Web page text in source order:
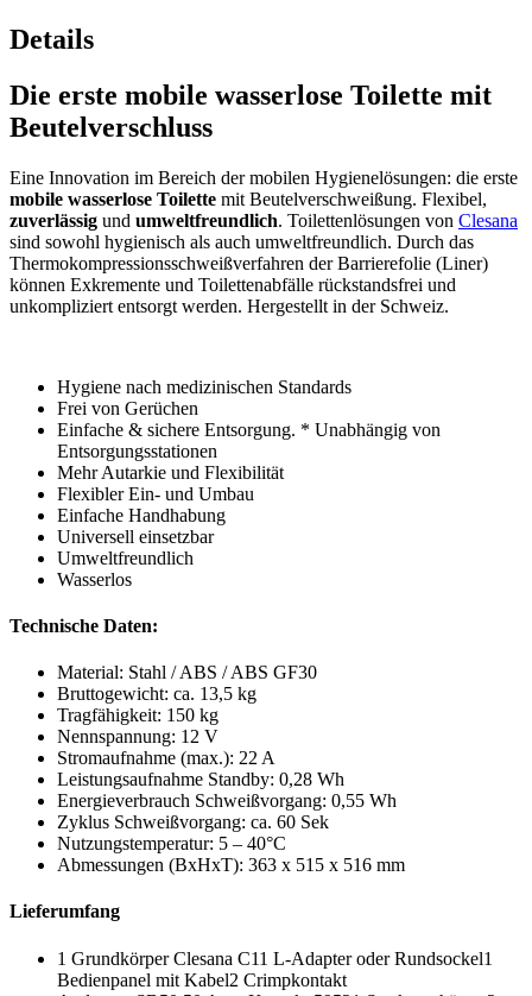
Details
Die erste mobile wasserlose Toilette mit
Beutelverschluss
Eine Innovation im Bereich der mobilen Hygienelösungen: die erste
mobile wasserlose Toilette mit Beutelverschweißung. Flexibel,
zuverlässig und umweltfreundlich. Toilettenlösungen von Clesana
sind sowohl hygienisch als auch umweltfreundlich. Durch das
Thermokompressionsschweißverfahren der Barrierefolie (Liner)
können Exkremente und Toilettenabfälle rückstandsfrei und
unkompliziert entsorgt werden. Hergestellt in der Schweiz.
Hygiene nach medizinischen Standards
Frei von Gerüchen
Einfache & sichere Entsorgung. * Unabhängig von
Entsorgungsstationen
Mehr Autarkie und Flexibilität
Flexibler Ein- und Umbau
Einfache Handhabung
Universell einsetzbar
Umweltfreundlich
Wasserlos
Technische Daten:
Material: Stahl / ABS / ABS GF30
Bruttogewicht: ca. 13,5 kg
Tragfähigkeit: 150 kg
Nennspannung: 12 V
Stromaufnahme (max.): 22 A
Leistungsaufnahme Standby: 0,28 Wh
Energieverbrauch Schweißvorgang: 0,55 Wh
Zyklus Schweißvorgang: ca. 60 Sek
Nutzungstemperatur: 5 – 40°C
Abmessungen (BxHxT): 363 x 515 x 516 mm
Lieferumfang
1 Grundkörper Clesana C11 L-Adapter oder Rundsockel1
Bedienpanel mit Kabel2 Crimpkontakt